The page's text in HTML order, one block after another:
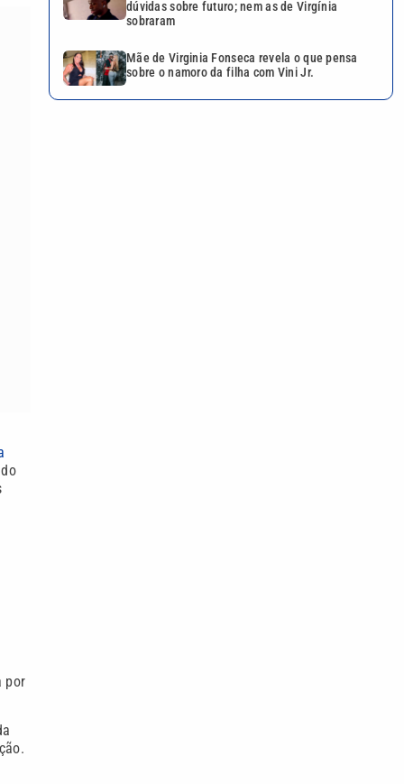
por
dúvidas sobre futuro; nem as de Virgínia
sobraram
Mãe de Virginia Fonseca revela o que pensa
sobre o namoro da filha com Vini Jr.